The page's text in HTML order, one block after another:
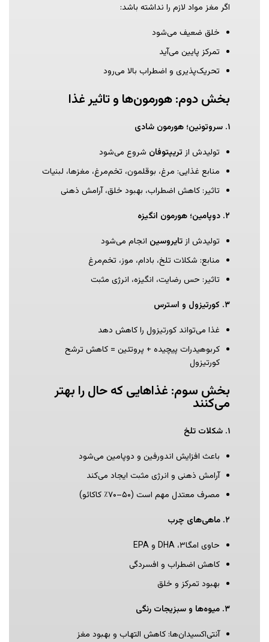
اگر مغز مواد لازم را نداشته باشد:
خلق ضعیف می‌شود
تمرکز پایین می‌آید
تحریک‌پذیری و اضطراب بالا می‌رود
بخش دوم: هورمون‌ها و تاثیر غذا
۱. سروتونین؛ هورمون شادی
تولیدش از تریپتوفان شروع می‌شود
منابع غذایی: مرغ، بوقلمون، تخم‌مرغ، مغزها، لبنیات
تاثیر: کاهش اضطراب، بهبود خلق، آرامش ذهنی
۲. دوپامین؛ هورمون انگیزه
تولیدش ازتایروسین انجام می‌شود
منابع: شکلات تلخ، بادام، موز، تخم‌مرغ
تاثیر: حس رضایت، انگیزه، انرژی مثبت
۳. کورتیزول و استرس
غذا می‌تواند کورتیزول را کاهش دهد
کربوهیدرات پیچیده + پروتئین = کاهش ترشح
کورتیزول
بخش سوم: غذاهایی که حال را بهتر
می‌کنند
۱. شکلات تلخ
باعث افزایش اندورفین و دوپامین می‌شود
آرامش ذهنی و انرژی مثبت ایجاد می‌کند
مصرف معتدل مهم است (۵۰–۷۰٪ کاکائو)
۲. ماهی‌های چرب
حاوی امگا۳، DHA و EPA
کاهش اضطراب و افسردگی
بهبود تمرکز و خلق
۳. میوه‌ها و سبزیجات رنگی
آنتی‌اکسیدان‌ها: کاهش التهاب و بهبود مغز